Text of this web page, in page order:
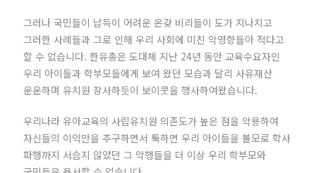
그러나 국민들이 납득이 어려운 온갖 비리들이 도가 지나치고
그러한 사례들과 그로 인해 우리 사회에 미친 악영향들아 적다고
할 수 없습니다. 한유총은 도대체 지난 24년 동안 교육수요자인
우리 아이들과 학부모들에게 보여 왔던 모습과 달리 사유재산
운운하며 유치원 장사하듯이 보이콧을 행사하여왔습니다.
우리나라 유아교육의 사립유치원 의존도가 높은 점을 악용하여
자신들의 이익만을 추구하면서 툭하면 우리 아이들을 볼모로 학사
파행까지 서슴지 않았던 그 악행들을 더 이상 우리 학부모와